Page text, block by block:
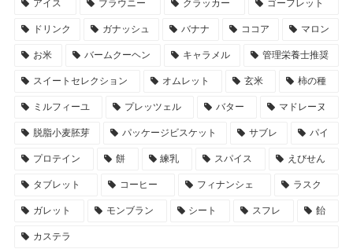
アイス ブラウニー クラッカー ゴーフレット
ドリンク ガナッシュ バナナ ココア マロン
お米 バームクーヘン キャラメル 管理栄養士推奨
スイートセレクション オムレット 玄米 柿の種
ミルフィーユ プレッツェル バター マドレーヌ
脱脂小麦胚芽 パッケージビスケット サブレ パイ
プロテイン 餅 練乳 スパイス えびせん
タブレット コーヒー フィナンシェ ラスク
ガレット モンブラン シート スフレ 飴
カステラ